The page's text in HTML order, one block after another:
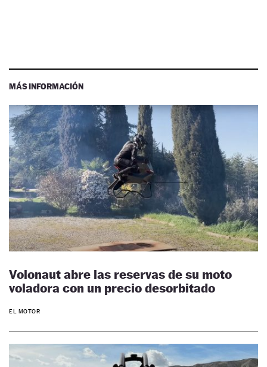
MÁS INFORMACIÓN
Volonaut abre las reservas de su moto
voladora con un precio desorbitado
EL MOTOR